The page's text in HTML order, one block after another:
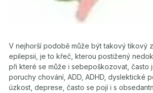
V nejhorší podobě může být takový tikový
epilepsii, je to křeč, kterou postižený
při které se může i sebepoškozovat, často
poruchy chování, ADD, ADHD, dyslektické
úzkost, deprese, často se pojí i s